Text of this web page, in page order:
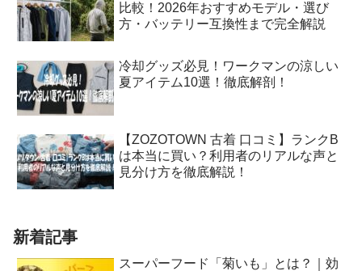
比較！2026年おすすめモデル・選び
方・バッテリー互換性まで完全解説
冷却グッズ必見！ワークマンの涼しい
夏アイテム10選！徹底解剖！
【ZOZOTOWN 古着 口コミ】ランクB
は本当に買い？利用者のリアルな声と
見分け方を徹底解説！
新着記事
スーパーフード「菊いも」とは？｜効